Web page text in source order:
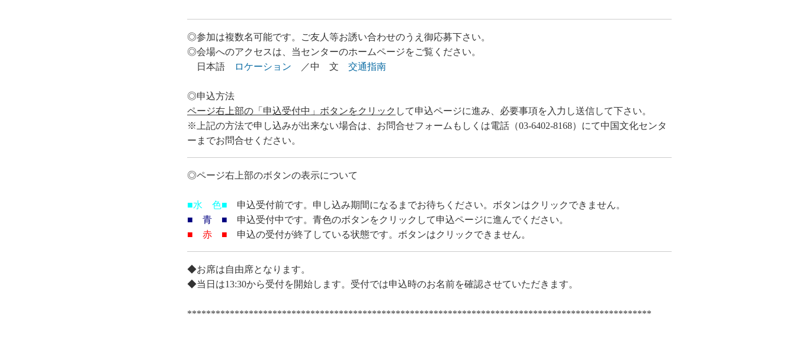
◎参加は複数名可能です。ご友人等お誘い合わせのうえ御応募下さい。
◎会場へのアクセスは、当センターのホームページをご覧ください。
日本語
ロケーション ／中 文 交通指南
◎申込方法
ページ右上部の「申込受付中」ボタンをクリック して申込ページに進み、必要事項を入力し送信して下さい。
※上記の方法で申し込みが出来ない場合は、お問合せフォームもしくは電話（03-6402-8168）にて中国文化センタ
ーまでお問合せください。
◎ページ右上部のボタンの表示について
■水 色■ 申込受付前です。申し込み期間になるまでお待ちください。ボタンはクリックできません。
■ 青 ■ 申込受付中です。青色のボタンをクリックして申込ページに進んでください。
■ 赤 ■ 申込の受付が終了している状態です。ボタンはクリックできません。
◆お席は自由席となります。
◆当日は13:30から受付を開始します。受付では申込時のお名前を確認させていただきます。
**************************************************************************************************